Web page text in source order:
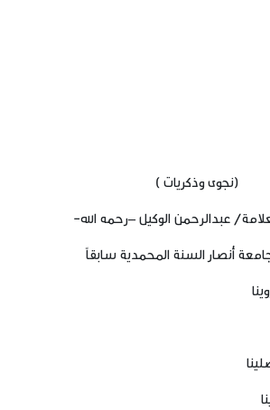
(نجوى وذكريات )
عبدالرحمن الوكيل –رحمه الله-
أنصار السنة المحمدية سابقاً